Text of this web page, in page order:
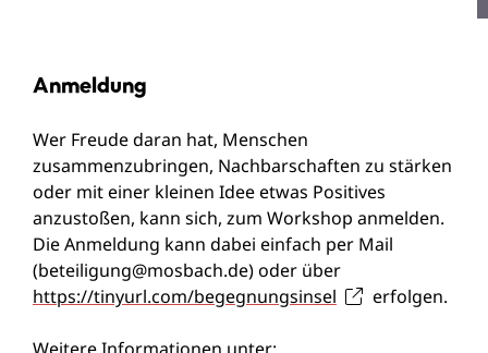
Anmeldung
Wer Freude daran hat, Menschen
zusammenzubringen, Nachbarschaften zu stärken
oder mit einer kleinen Idee etwas Positives
anzustoßen, kann sich, zum Workshop anmelden.
Die Anmeldung kann dabei einfach per Mail
(beteiligung@mosbach.de) oder über
https://tinyurl.com/begegnungsinsel
erfolgen.